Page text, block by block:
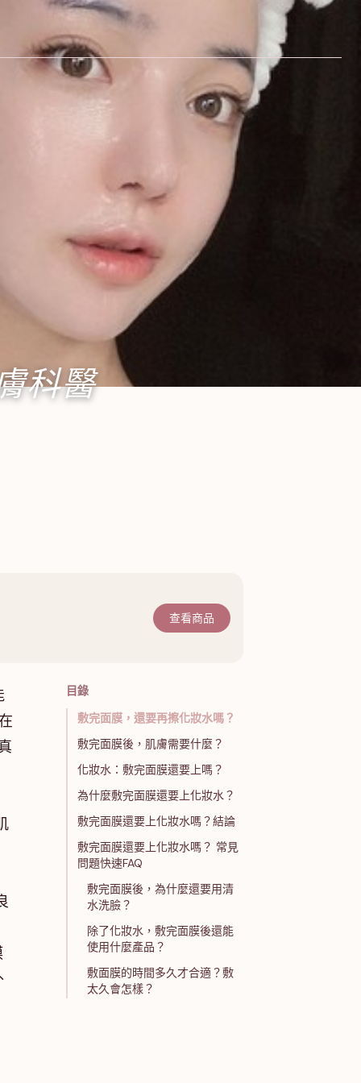
科醫
查看商品
目錄
敷完面膜，還要再擦化妝水嗎？
敷完面膜後，肌膚需要什麼？
化妝水：敷完面膜還要上嗎？
為什麼敷完面膜還要上化妝水？
敷完面膜還要上化妝水嗎？結論
敷完面膜還要上化妝水嗎？ 常見
問題快速FAQ
敷完面膜後，為什麼還要用清
水洗臉？
除了化妝水，敷完面膜後還能
使用什麼產品？
敷面膜的時間多久才合適？敷
太久會怎樣？